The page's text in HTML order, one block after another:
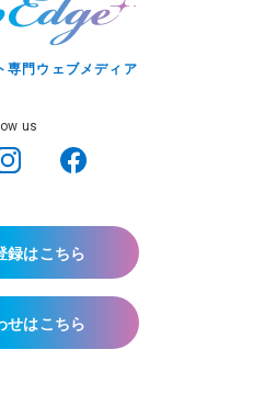
専門ウェブメディア
us
録はこちら
せはこちら